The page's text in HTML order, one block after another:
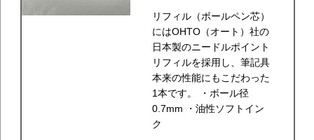
リフィル（ボールペン芯）
にはOHTO（オート）社の
日本製のニードルポイント
リフィルを採用し、筆記具
本来の性能にもこだわった
1本です。 ・ボール径
0.7mm ・油性ソフトイン
ク